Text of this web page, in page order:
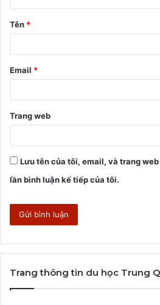
ậ
n
Tên *
Email *
Trang web
Lưu tên của tôi, email, và trang
lần bình luận kế tiếp của tôi.
Trang thông tin du học Trung